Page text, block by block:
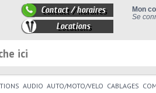
Mon
Se
Contact / horaires
Locations
AUDIO AUTO/MOTO/VELO CABLAGES